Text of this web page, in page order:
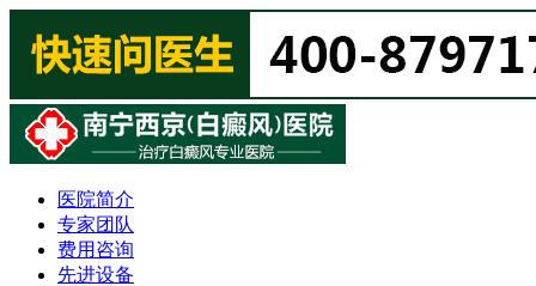
医院简介
专家团队
费用咨询
先进设备